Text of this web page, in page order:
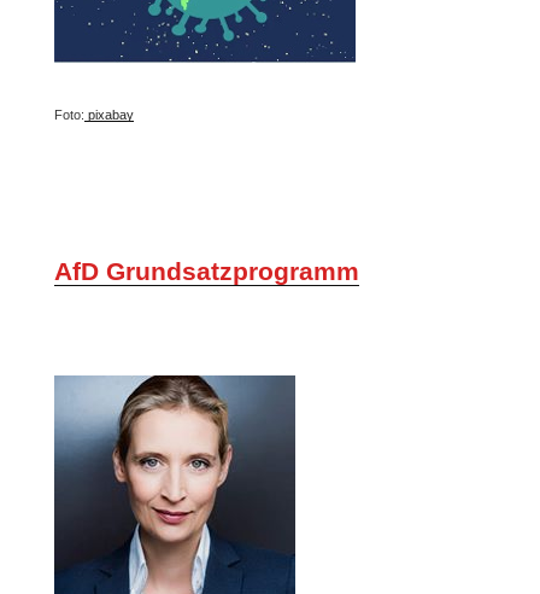
Foto: pixabay
AfD Grundsatzprogramm